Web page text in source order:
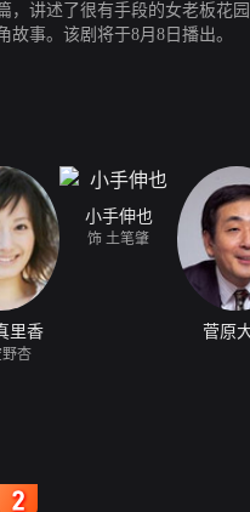
，讲述了很有手段的女老板
事。该剧将于8月8日播出。
里香
杏
小手伸也
饰 土笔肇
菅原